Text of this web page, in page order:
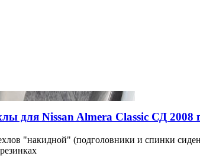
для Nissan Almera Classic СД 2008
"накидной" (подголовники и спинки